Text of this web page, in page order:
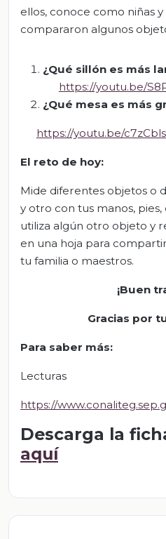
ellos, conoce como niñas
compararon algunos
¿Qué sillón es más
https://youtu.be/
¿Qué mesa es más
https://youtu.be/
El reto de hoy:
Mide diferentes objetos o
y otro con tus manos, pies,
utiliza algún otro objeto y
en una hoja para
tu familia o maestros.
¡Buen
Gracias por
Para saber más:
Lecturas
https://
Descarga la
aquí